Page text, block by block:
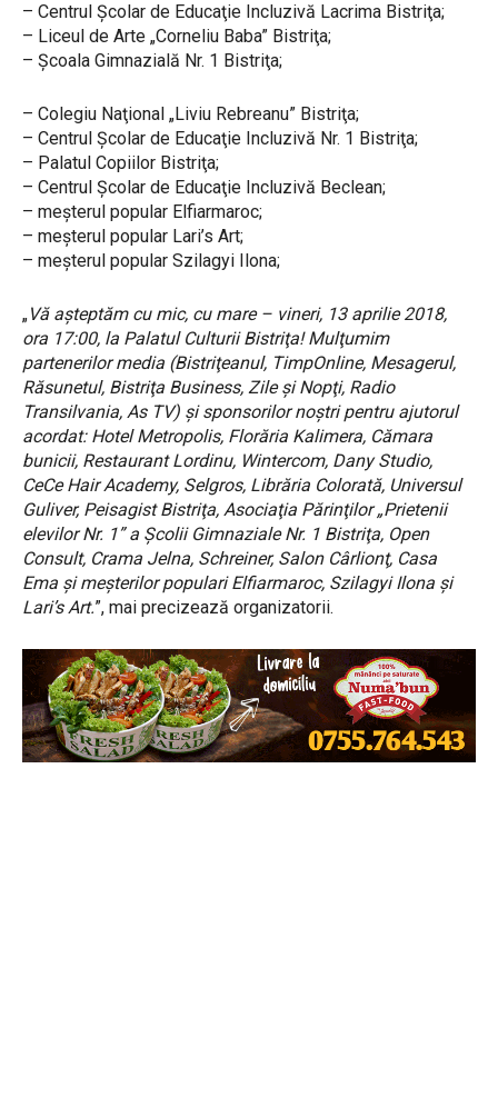
– Centrul Şcolar de Educaţie Incluzivă Lacrima Bistriţa;
– Liceul de Arte „Corneliu Baba” Bistriţa;
– Şcoala Gimnazială Nr. 1 Bistriţa;
– Colegiu Naţional „Liviu Rebreanu” Bistriţa;
– Centrul Şcolar de Educaţie Incluzivă Nr. 1 Bistriţa;
– Palatul Copiilor Bistriţa;
– Centrul Şcolar de Educaţie Incluzivă Beclean;
– meşterul popular Elfiarmaroc;
– meşterul popular Lari’s Art;
– meşterul popular Szilagyi Ilona;
„Vă aşteptăm cu mic, cu mare – vineri, 13 aprilie 2018,
ora 17:00, la Palatul Culturii Bistriţa! Mulţumim
partenerilor media (Bistriţeanul, TimpOnline, Mesagerul,
Răsunetul, Bistriţa Business, Zile şi Nopţi, Radio
Transilvania, As TV) şi sponsorilor noştri pentru ajutorul
acordat: Hotel Metropolis, Florăria Kalimera, Cămara
bunicii, Restaurant Lordinu, Wintercom, Dany Studio,
CeCe Hair Academy, Selgros, Librăria Colorată, Universul
Guliver, Peisagist Bistriţa, Asociaţia Părinţilor „Prietenii
elevilor Nr. 1” a Şcolii Gimnaziale Nr. 1 Bistriţa, Open
Consult, Crama Jelna, Schreiner, Salon Cârlionţ, Casa
Ema şi meşterilor populari Elfiarmaroc, Szilagyi Ilona şi
Lari’s Art.”, mai precizează organizatorii.